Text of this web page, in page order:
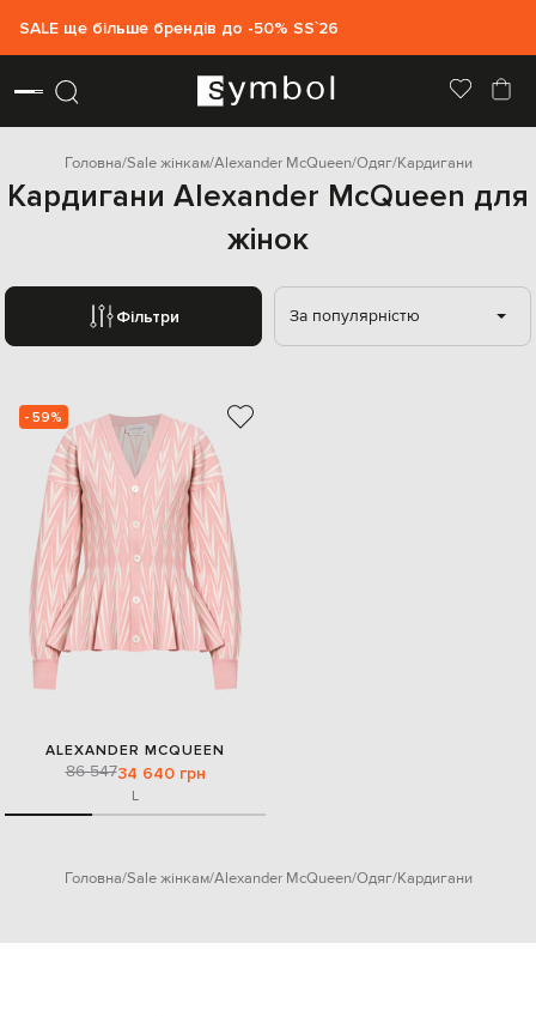
SALE ще більше брендів до -50% SS`26
Головна Sale жінкам Alexander McQueen Одяг Кардигани
Кардигани Alexander McQueen для
жінок
Фільтри За популярністю
- 59%
ALEXANDER MCQUEEN
86 54734 640 грн
L
Головна Sale жінкам Alexander McQueen Одяг Кардигани